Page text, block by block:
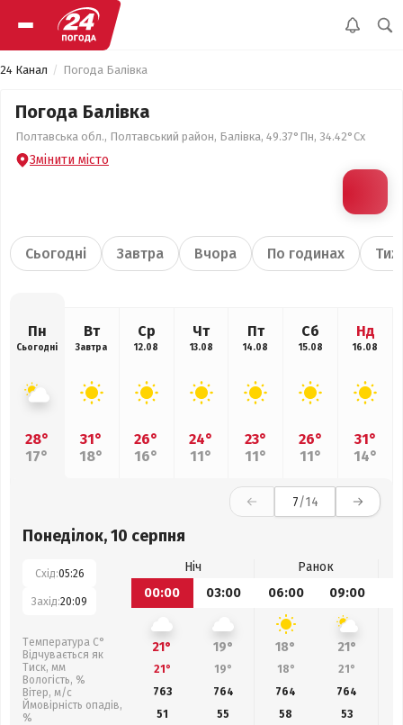
24 Канал Погода Балівка
Погода Балівка
Полтавська обл., Полтавський район, Балівка, 49.37°Пн, 34.42°Сх
Змінити місто
Сьогодні Завтра Вчора По годинах
Пн
Сьогодні
28°
17°
Вт
Завтра
31°
18°
Ср
12.08
26°
16°
Чт
13.08
24°
11°
Пт
14.08
23°
11°
Сб
15.08
26°
11°
Нд
16.08
31°
14°
7/14
Понеділок, 10 серпня
Схід:05:26
Захід:20:09
Температура С°
Відчувається як
Тиск, мм
Вологість, %
Вітер, м/с
Ймовірність опадів,
%
Ніч
Ранок
00:00
03:00 06:00 09:00
21° 19° 18° 21°
21° 19° 18° 21°
763
764 764 764
51
55 58 53